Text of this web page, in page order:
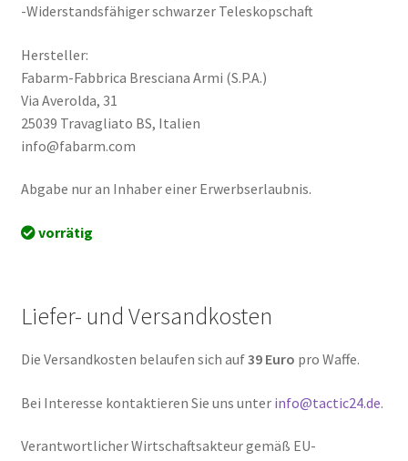
-Widerstandsfähiger schwarzer Teleskopschaft
Hersteller:
Fabarm-Fabbrica Bresciana Armi (S.P.A.)
Via Averolda, 31
25039 Travagliato BS, Italien
info@fabarm.com
Abgabe nur an Inhaber einer Erwerbserlaubnis.
vorrätig
Liefer- und Versandkosten
Die Versandkosten belaufen sich auf39 Euro pro Waffe.
Bei Interesse kontaktieren Sie uns unter info@tactic24.de.
Verantwortlicher Wirtschaftsakteur gemäß EU-